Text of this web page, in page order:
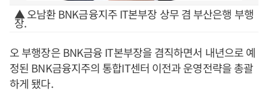
▲ 오남환 BNK금융지주 IT본부장 상무 겸 부산은행 부행
장.
오 부행장은 BNK금융 IT본부장을 겸직하면서 내년으로 예
정된 BNK금융지주의 통합IT센터 이전과 운영전략을 총괄
하게 됐다.